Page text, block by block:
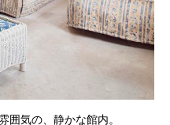
囲気の、静かな館内。